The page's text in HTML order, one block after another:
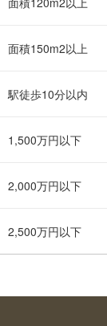
面積150m2以上
駅徒歩10分以内
1,500万円以下
2,000万円以下
2,500万円以下